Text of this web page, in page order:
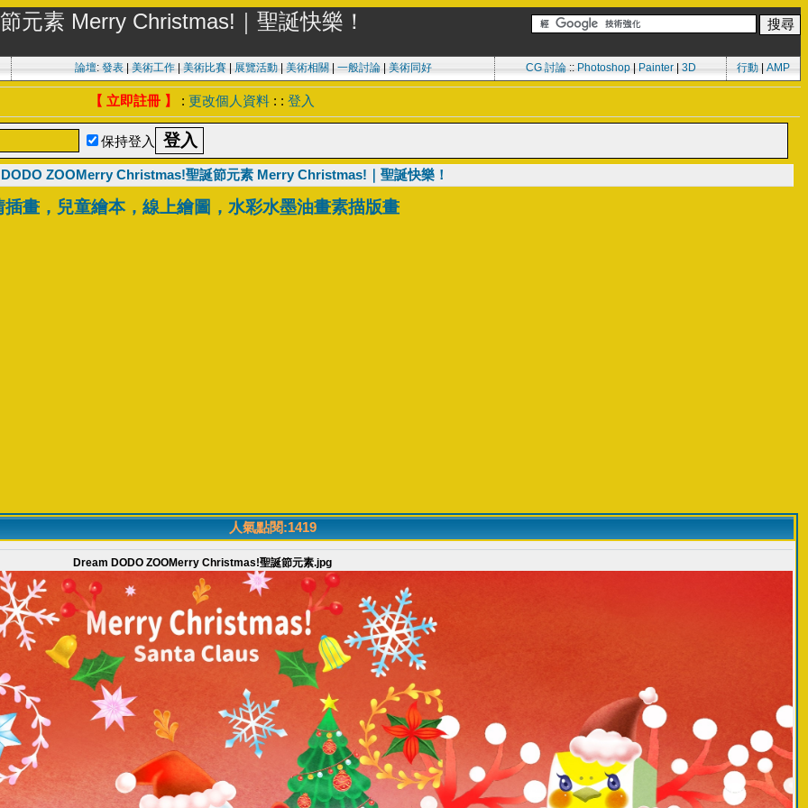
元素 Merry Christmas!｜聖誕快樂！
論壇: 發表| 美術工作| 美術比賽| 展覽活動| 美術相關 一般討論| 美術同好 CG 討論:: Photoshop| Painter| 3D 行動 AMP
【 立即註冊 】 : 更改個人資料 : : 登入
保持登入
ZOOMerry Christmas!聖誕節元素 Merry Christmas!｜聖誕快樂！
畫，兒童繪本，線上繪圖，水彩水墨油畫素描版畫
人氣點閱:1419
Dream DODO ZOOMerry Christmas!聖誕節元素.jpg